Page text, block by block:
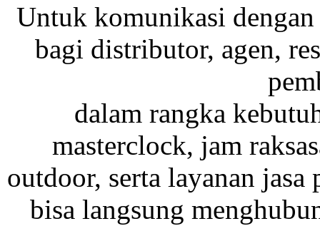
Untuk komunikasi dengan
bagi distributor, agen,
dalam rangka
masterclock, jam
outdoor, serta layanan
bisa langsung